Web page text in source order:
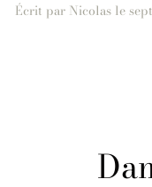
Écrit par Nicolasle